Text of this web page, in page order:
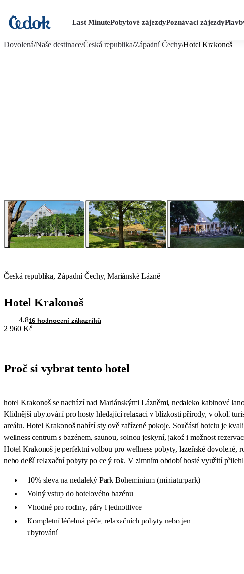
Last MinutePobytové zájezdyPoznávací zájezdy
Dovolená/Naše destinace/Česká republika/Západní Čechy/Hotel Krakonoš
Česká republika, Západní Čechy, Mariánské Lázně
Hotel Krakonoš
4.816 hodnocení zákazníků
2 960 Kč
Proč si vybrat tento hotel
hotel Krakonoš se nachází nad Mariánskými Lázněmi, nedaleko kabinové
Klidnější ubytování pro hosty hledající relaxaci v blízkosti přírody, v okolí
areálu. Hotel Krakonoš nabízí stylově zařízené pokoje. Součástí hotelu je
wellness centrum s bazénem, saunou, solnou jeskyní, jakož i možnost
Hotel Krakonoš je perfektní volbou pro wellness pobyty, lázeňské dovolené,
nebo delší relaxační pobyty po celý rok. V zimním období hosté využití
10% sleva na nedaleký Park Boheminium (miniaturpark)
Volný vstup do hotelového bazénu
Vhodné pro rodiny, páry i jednotlivce
Kompletní léčebná péče, relaxačních pobyty nebo jen
ubytování